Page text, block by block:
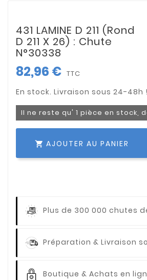
431 LAMINE D 211 (Rond
D 211 X 26) : Chute
N°30338
82,96 € TTC
Il ne reste qu' 1 pièce en stock,
 AJOUTER AU PANIER
Plus de 300 000 chutes
Préparation & Livraison
Boutique & Achats en